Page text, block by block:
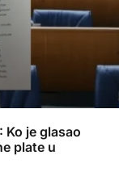
Ko je glasao
plate u